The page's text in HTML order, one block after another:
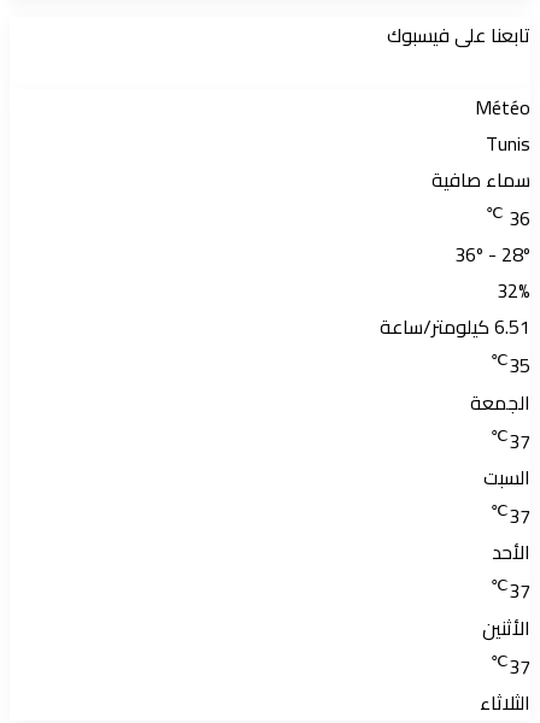
تابعنا على فيسبوك
Météo
Tunis
سماء صافية
36
℃
36º - 28º
32%
6.51 كيلومتر/ساعة
35
℃
الجمعة
37
℃
السبت
37
℃
الأحد
37
℃
الأثنين
37
℃
الثلاثاء